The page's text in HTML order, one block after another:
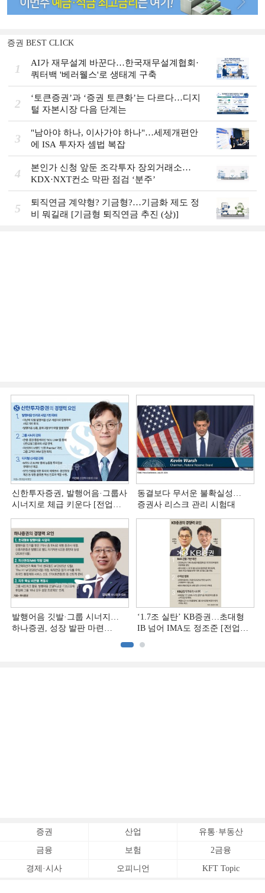
증권 BEST CLICK
1
AI가 재무설계 바꾼다…한국재무설계협회·
쿼터백 '베러웰스'로 생태계 구축
2
‘토큰증권’과 ‘증권 토큰화’는 다르다…디지
털 자본시장 다음 단계는
3
"남아야 하나, 이사가야 하나"…세제개편안
에 ISA 투자자 셈법 복잡
4
본인가 신청 앞둔 조각투자 장외거래소…
KDX·NXT컨소 막판 점검 ‘분주’
5
퇴직연금 계약형? 기금형?…기금화 제도 정
비 뭐길래 [기금형 퇴직연금 추진 (상)]
신한투자증권, 발행어음·그룹사
시너지로 체급 키운다 [전업계
동결보다 무서운 불확실성…
증권사 리스크 관리 시험대
발행어음 깃발·그룹 시너지…
하나증권, 성장 발판 마련
‘1.7조 실탄’ KB증권…초대형
IB 넘어 IMA도 정조준 [전업계
증권 산업 유통·부동산
금융 보험 2금융
경제·시사 오피니언 KFT Topic